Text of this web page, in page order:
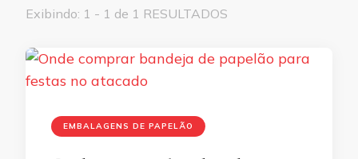
Exibindo: 1 - 1 de 1 RESULTADOS
EMBALAGENS DE PAPELÃO